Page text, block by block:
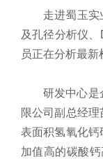
走进蜀玉
及孔径分析仪
员正在分析最新
研发中心是
限公司副总经
表面积氢氧化
加值高的碳酸